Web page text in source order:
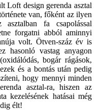
Loft design gerenda asztal
van, főként az ilyen
asztalban fa csapolással
forgatni abból aminnyi
volt. Ötven-száz év is
hasonló vastag anyagon
bogár rágások,
és a bontás után pedig
hogy mennyi minden
asztal-ra, hiszen az
kezelésének hatásai még
élt!